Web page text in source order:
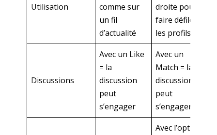
Utilisation
comme sur
un fil
d’actualité
droite pour
faire défiler
les profils
Discussions
Avec un Like
= la
discussion
peut
s’engager
Avec un
Match = la
discussion
peut
s’engager
Avec l’option